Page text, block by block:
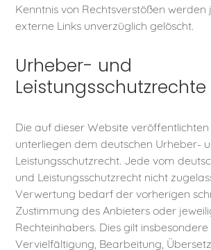
Kenntnis von Rechtsverstößen
externe Links unverzüglich gelöscht.
Urheber- und
Leistungsschutzrechte
Die auf dieser Website
unterliegen dem deutschen Urheber-
Leistungsschutzrecht. Jede vom
und Leistungsschutzrecht nicht
Verwertung bedarf der vorherigen
Zustimmung des Anbieters oder
Rechteinhabers. Dies gilt
Vervielfältigung, Bearbeitung,